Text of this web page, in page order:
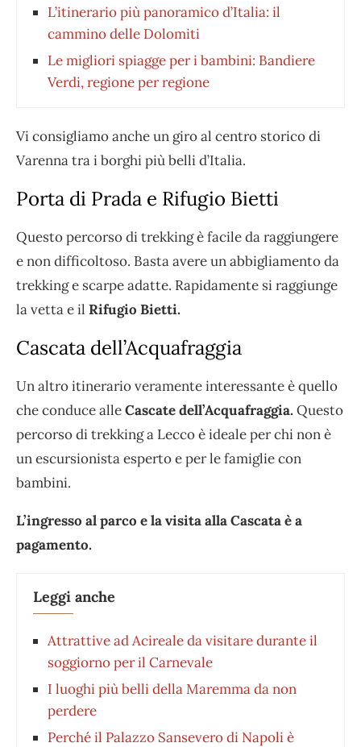
L’itinerario più panoramico d’Italia: il
cammino delle Dolomiti
Le migliori spiagge per i bambini: Bandiere
Verdi, regione per regione
Vi consigliamo anche un giro al centro storico di
Varenna tra i borghi più belli d’Italia.
Porta di Prada e Rifugio Bietti
Questo percorso di trekking è facile da raggiungere
e non difficoltoso. Basta avere un abbigliamento da
trekking e scarpe adatte. Rapidamente si raggiunge
la vetta e il Rifugio Bietti.
Cascata dell’Acquafraggia
Un altro itinerario veramente interessante è quello
che conduce alleCascate dell’Acquafraggia. Questo
percorso di trekking a Lecco è ideale per chi non è
un escursionista esperto e per le famiglie con
bambini.
L’ingresso al parco e la visita alla Cascata è a
pagamento.
Leggi anche
Attrattive ad Acireale da visitare durante il
soggiorno per il Carnevale
I luoghi più belli della Maremma da non
perdere
Perché il Palazzo Sansevero di Napoli è